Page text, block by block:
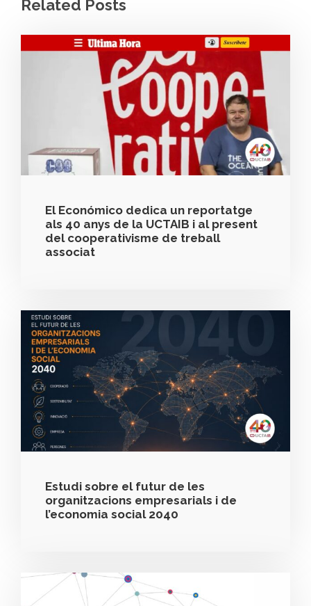
Related Posts
El Económico dedica un reportatge
als 40 anys de la UCTAIB i al present
del cooperativisme de treball
associat
Estudi sobre el futur de les
organitzacions empresarials i de
l’economia social 2040